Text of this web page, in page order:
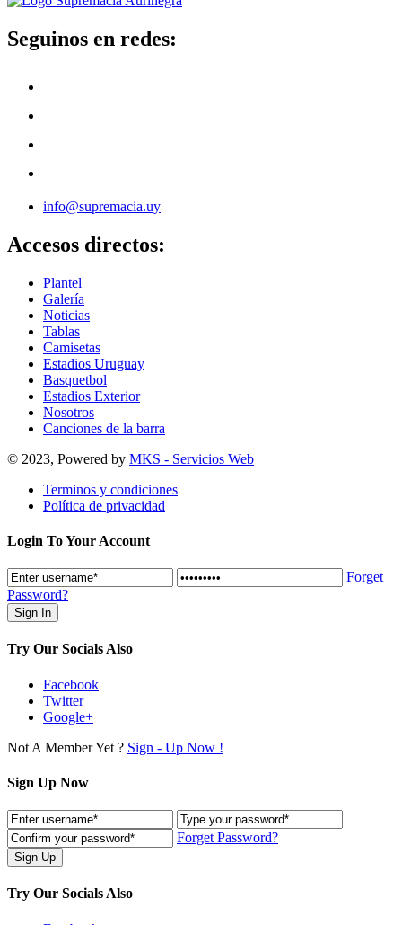
Seguinos en redes:
info@supremacia.uy
Accesos directos:
Plantel
Galería
Noticias
Tablas
Camisetas
Estadios Uruguay
Basquetbol
Estadios Exterior
Nosotros
Canciones de la barra
© 2023, Powered by MKS - Servicios Web
Terminos y condiciones
Política de privacidad
Login To Your Account
Forget
Password?
Try Our Socials Also
Facebook
Twitter
Google+
Not A Member Yet ? Sign - Up Now !
Sign Up Now
Forget Password?
Try Our Socials Also